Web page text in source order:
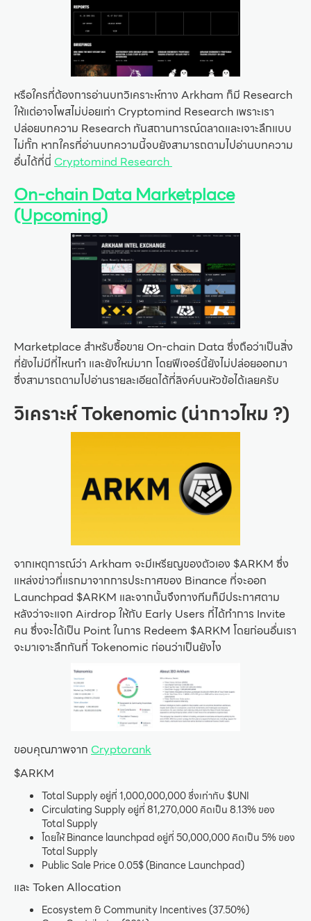
หรือใครที่ต้องการอ่านบทวิเคราะห์ทาง Arkham ก็มี Research
ให้แต่อาจโพสไม่บ่อยเท่า Cryptomind Research เพราะเรา
ปล่อยบทความ Research ทันสถานการณ์ตลาดและเจาะลึกแบบ
ไม่กั๊ก หากใครที่อ่านบทความนี้จบยังสามารถตามไปอ่านบทความ
อื่นได้ที่นี่ Cryptomind Research
On-chain Data Marketplace
(Upcoming)
Marketplace สำหรับซื้อขาย On-chain Data ซึ่งถือว่าเป็นสิ่ง
ที่ยังไม่มีที่ไหนทำ และยังใหม่มาก โดยฟีเจอร์นี้ยังไม่ปล่อยออกมา
ซึ่งสามารถตามไปอ่านรายละเอียดได้ที่ลิงค์บนหัวข้อได้เลยครับ
วิเคราะห์ Tokenomic (น่ากาวไหม ?)
จากเหตุการณ์ว่า Arkham จะมีเหรียญของตัวเอง $ARKM ซึ่ง
แหล่งข่าวที่แรกมาจากการประกาศของ Binance ที่จะออก
Launchpad $ARKM และจากนั้นจึงทางทีมก็มีประกาศตาม
หลังว่าจะแจก Airdrop ให้กับ Early Users ที่ได้ทำการ Invite
คน ซึ่งจะได้เป็น Point ในการ Redeem $ARKM โดยก่อนอื่นเรา
จะมาเจาะลึกกันที่ Tokenomic ก่อนว่าเป็นยังไง
ขอบคุณภาพจาก Cryptorank
$ARKM
Total Supply อยู่ที่ 1,000,000,000 ซึ่งเท่ากับ $UNI
Circulating Supply อยู่ที่ 81,270,000 คิดเป็น 8.13% ของ
Total Supply
โดยให้ Binance launchpad อยู่ที่ 50,000,000 คิดเป็น 5% ของ
Total Supply
Public Sale Price 0.05$ (Binance Launchpad)
และ Token Allocation
Ecosystem & Community Incentives (37.50%)